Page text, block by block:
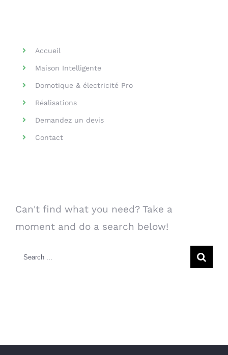
Accueil
Maison Intelligente
Domotique & électricité Pro
Réalisations
Demandez un devis
Contact
Can't find what you need? Take a
moment and do a search below!
Search